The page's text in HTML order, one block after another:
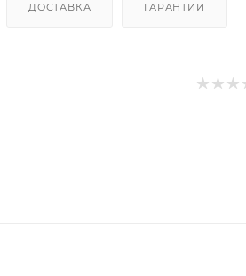
ДОСТАВКА ГАРАНТИИ